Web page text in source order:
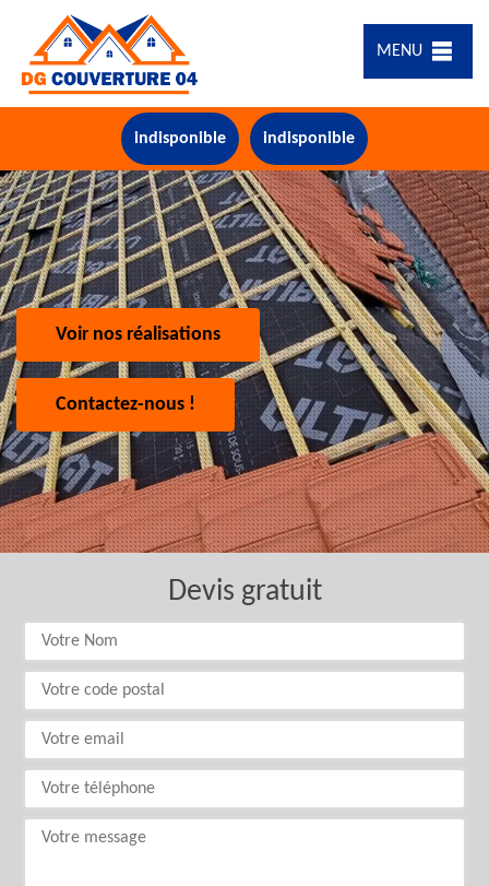
MENU
indisponible indisponible
Voir nos réalisations
Contactez-nous !
Devis gratuit